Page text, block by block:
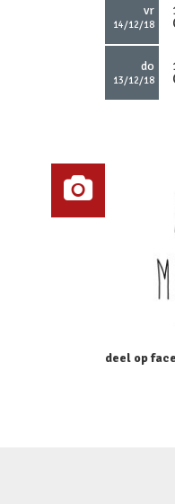
vr
14/12/18
do
13/12/18
deel op